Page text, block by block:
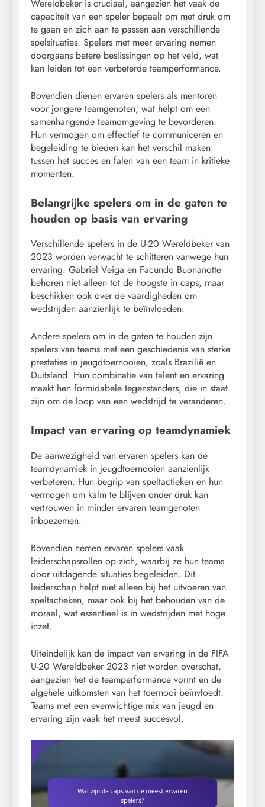
Wereldbeker is cruciaal, aangezien het vaak de
capaciteit van een speler bepaalt om met druk om
te gaan en zich aan te passen aan verschillende
spelsituaties. Spelers met meer ervaring nemen
doorgaans betere beslissingen op het veld, wat
kan leiden tot een verbeterde teamperformance.
Bovendien dienen ervaren spelers als mentoren
voor jongere teamgenoten, wat helpt om een
samenhangende teamomgeving te bevorderen.
Hun vermogen om effectief te communiceren en
begeleiding te bieden kan het verschil maken
tussen het succes en falen van een team in kritieke
momenten.
Belangrijke spelers om in de gaten te
houden op basis van ervaring
Verschillende spelers in de U-20 Wereldbeker van
2023 worden verwacht te schitteren vanwege hun
ervaring. Gabriel Veiga en Facundo Buonanotte
behoren niet alleen tot de hoogste in caps, maar
beschikken ook over de vaardigheden om
wedstrijden aanzienlijk te beïnvloeden.
Andere spelers om in de gaten te houden zijn
spelers van teams met een geschiedenis van sterke
prestaties in jeugdtoernooien, zoals Brazilië en
Duitsland. Hun combinatie van talent en ervaring
maakt hen formidabele tegenstanders, die in staat
zijn om de loop van een wedstrijd te veranderen.
Impact van ervaring op teamdynamiek
De aanwezigheid van ervaren spelers kan de
teamdynamiek in jeugdtoernooien aanzienlijk
verbeteren. Hun begrip van speltactieken en hun
vermogen om kalm te blijven onder druk kan
vertrouwen in minder ervaren teamgenoten
inboezemen.
Bovendien nemen ervaren spelers vaak
leiderschapsrollen op zich, waarbij ze hun teams
door uitdagende situaties begeleiden. Dit
leiderschap helpt niet alleen bij het uitvoeren van
speltactieken, maar ook bij het behouden van de
moraal, wat essentieel is in wedstrijden met hoge
inzet.
Uiteindelijk kan de impact van ervaring in de FIFA
U-20 Wereldbeker 2023 niet worden overschat,
aangezien het de teamperformance vormt en de
algehele uitkomsten van het toernooi beïnvloedt.
Teams met een evenwichtige mix van jeugd en
ervaring zijn vaak het meest succesvol.